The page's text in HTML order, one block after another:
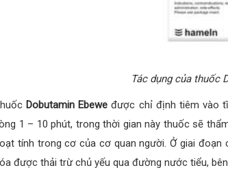
Tác dụng của thuốc
Dobutamin Ebewe được chỉ định tiêm vào
1 – 10 phút, trong thời gian này thuốc sẽ
tính trong cơ của cơ quan người. Ở giai
được thải trừ chủ yếu qua đường nước tiểu,